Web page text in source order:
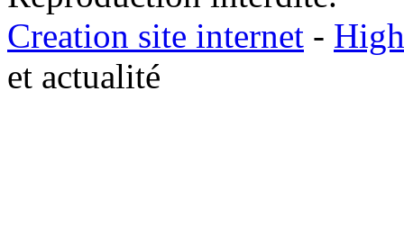
Creation site internet -
et actualité